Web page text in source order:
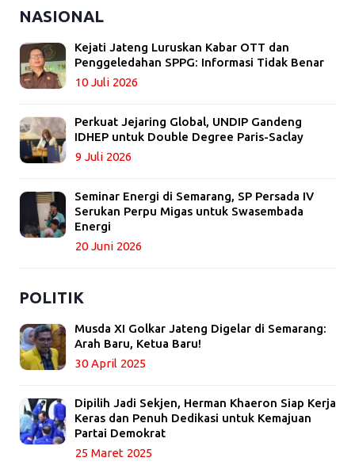
NASIONAL
Kejati Jateng Luruskan Kabar OTT dan
Penggeledahan SPPG: Informasi Tidak Benar
10 Juli 2026
Perkuat Jejaring Global, UNDIP Gandeng
IDHEP untuk Double Degree Paris-Saclay
9 Juli 2026
Seminar Energi di Semarang, SP Persada IV
Serukan Perpu Migas untuk Swasembada
Energi
20 Juni 2026
POLITIK
Musda XI Golkar Jateng Digelar di Semarang:
Arah Baru, Ketua Baru!
30 April 2025
Dipilih Jadi Sekjen, Herman Khaeron Siap Kerja
Keras dan Penuh Dedikasi untuk Kemajuan
Partai Demokrat
25 Maret 2025